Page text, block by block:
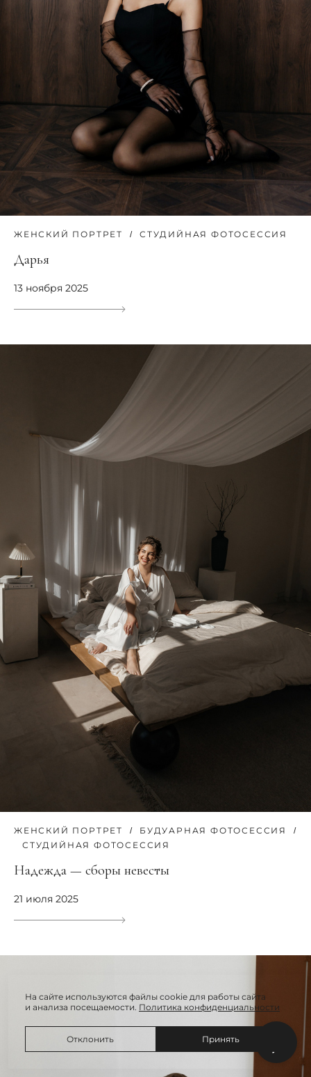
ЖЕНСКИЙ ПОРТРЕТ СТУДИЙНАЯ ФОТОСЕССИЯ
Дарья
13 ноября 2025
ЖЕНСКИЙ ПОРТРЕТ
БУДУАРНАЯ ФОТОСЕССИЯ
СТУДИЙНАЯ ФОТОСЕССИЯ
Надежда — сборы невесты
21 июля 2025
На сайте используются файлы cookie для работы сайта
и анализа посещаемости. Политика конфиденциальности
Отклонить Принять